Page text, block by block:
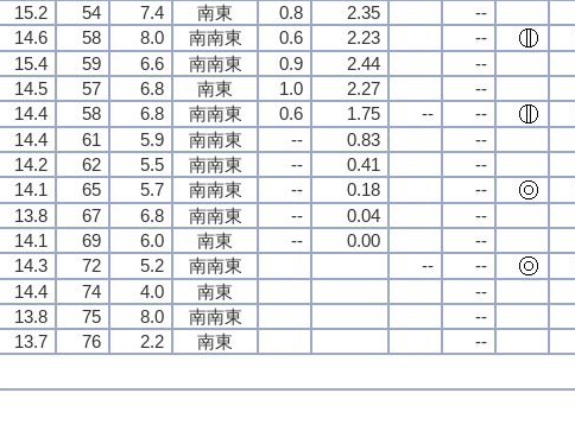
15.2 54 7.4 南東 0.8 2.35
--
14.6 58 8.0 南南東 0.6 2.23 --
15.4 59 6.6 南南東 0.9 2.44
--
14.5 57 6.8 南東 1.0 2.27
--
14.4 58 6.8 南南東 0.6 1.75 -- --
14.4 61 5.9 南南東 -- 0.83
--
14.2 62 5.5 南南東 -- 0.41
--
14.1 65 5.7 南南東 -- 0.18 --
13.8 67 6.8 南南東 -- 0.04
--
14.1 69 6.0 南東 -- 0.00
--
14.3 72 5.2 南南東 -- --
14.4 74 4.0 南東
--
13.8 75 8.0 南南東
--
13.7 76 2.2 南東 --